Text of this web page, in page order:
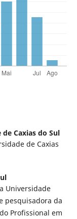
Caxias do Sul
de Caxias
Universidade
pesquisadora da
Profissional em